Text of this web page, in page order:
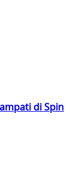
di Spin